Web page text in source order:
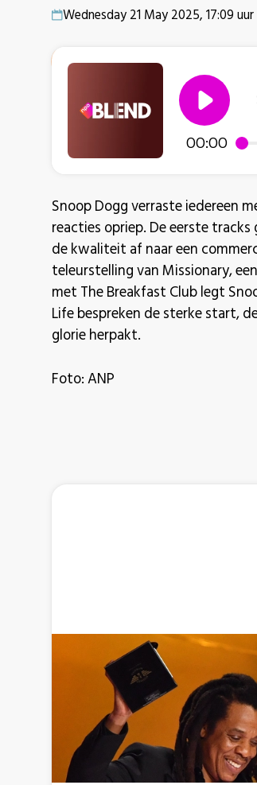
Wednesday 21 May 2025, 17:09 uur
00:00
Snoop Dogg verraste iedereen
reacties opriep. De eerste
de kwaliteit af naar een
teleurstelling van Missionary,
met The Breakfast Club legt
Life bespreken de sterke start,
glorie herpakt.
Foto: ANP